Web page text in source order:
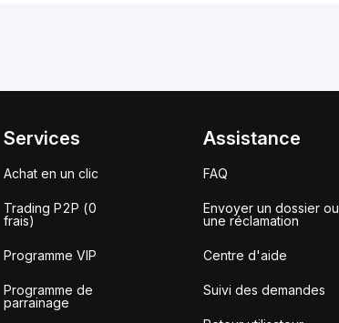
Services
Achat en un clic
Trading P2P (0
frais)
Programme VIP
Programme de
parrainage
Assistance
FAQ
Envoyer un dossier ou
une réclamation
Centre d'aide
Suivi des demandes